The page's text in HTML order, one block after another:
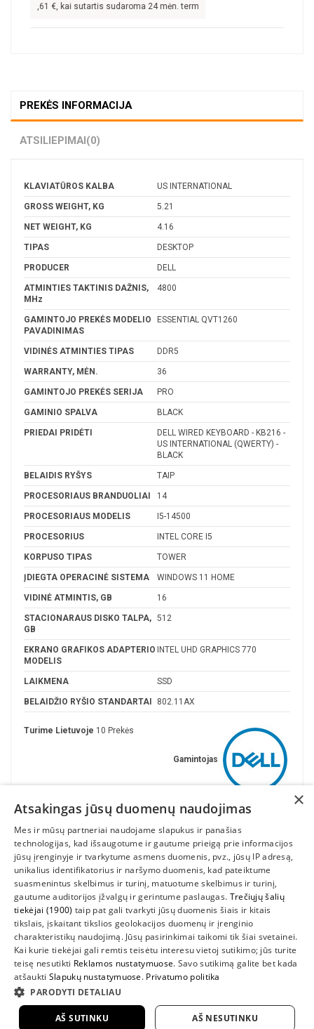
€, kai sutartis sudaroma 24 mėn. terminui, metinė palūkanų norma –
PREKĖS INFORMACIJA
ATSILIEPIMAI(0)
KLAVIATŪROS KALBA US INTERNATIONAL
GROSS WEIGHT, KG 5.21
NET WEIGHT, KG 4.16
TIPAS DESKTOP
PRODUCER DELL
ATMINTIES TAKTINIS DAŽNIS,
MHz
4800
GAMINTOJO PREKĖS MODELIO
PAVADINIMAS
ESSENTIAL QVT1260
VIDINĖS ATMINTIES TIPAS DDR5
WARRANTY, MĖN. 36
GAMINTOJO PREKĖS SERIJA PRO
GAMINIO SPALVA BLACK
PRIEDAI PRIDĖTI
DELL WIRED KEYBOARD - KB216 -
US INTERNATIONAL (QWERTY) -
BLACK
BELAIDIS RYŠYS TAIP
PROCESORIAUS BRANDUOLIAI 14
PROCESORIAUS MODELIS I5-14500
PROCESORIUS INTEL CORE I5
KORPUSO TIPAS TOWER
ĮDIEGTA OPERACINĖ SISTEMA WINDOWS 11 HOME
VIDINĖ ATMINTIS, GB 16
STACIONARAUS DISKO TALPA,
GB
512
EKRANO GRAFIKOS ADAPTERIO
MODELIS
INTEL UHD GRAPHICS 770
LAIKMENA SSD
BELAIDŽIO RYŠIO STANDARTAI 802.11AX
Gamintojas
Turime Lietuvoje 10 Prekės
INFORMACIJA
SUSIEKITE
2022 UAB "Sedum kompiuteriai" |
×
Atsakingas jūsų duomenų naudojimas
Mes ir mūsų partneriai naudojame slapukus ir panašias
technologijas, kad išsaugotume ir gautume prieigą prie informacijos
jūsų įrenginyje ir tvarkytume asmens duomenis, pvz., jūsų IP adresą,
unikalius identifikatorius ir naršymo duomenis, kad pateiktume
suasmenintus skelbimus ir turinį, matuotume skelbimus ir turinį,
gautume auditorijos įžvalgų ir gerintume paslaugas. Trečiųjų šalių
tiekėjai (1900) taip pat gali tvarkyti jūsų duomenis šiais ir kitais
tikslais, įskaitant tikslios geolokacijos duomenų ir įrenginio
charakteristikų naudojimą. Jūsų pasirinkimai taikomi tik šiai svetainei.
Kai kurie tiekėjai gali remtis teisėtu interesu vietoj sutikimo; jūs turite
teisę nesutikti Reklamos nustatymuose. Savo sutikimą galite bet kada
atšaukti Slapukų nustatymuose. Privatumo politika
PARODYTI DETALIAU
AŠ SUTINKU AŠ NESUTINKU